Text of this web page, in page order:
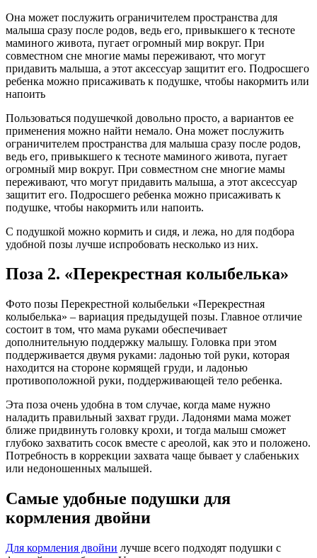
Она может послужить ограничителем пространства для
малыша сразу после родов, ведь его, привыкшего к тесноте
маминого живота, пугает огромный мир вокруг. При
совместном сне многие мамы переживают, что могут
придавить малыша, а этот аксессуар защитит его. Подросшего
ребенка можно присаживать к подушке, чтобы накормить или
напоить
Пользоваться подушечкой довольно просто, а вариантов ее
применения можно найти немало. Она может послужить
ограничителем пространства для малыша сразу после родов,
ведь его, привыкшего к тесноте маминого живота, пугает
огромный мир вокруг. При совместном сне многие мамы
переживают, что могут придавить малыша, а этот аксессуар
защитит его. Подросшего ребенка можно присаживать к
подушке, чтобы накормить или напоить.
С подушкой можно кормить и сидя, и лежа, но для подбора
удобной позы лучше испробовать несколько из них.
Поза 2. «Перекрестная колыбелька»
Фото позы Перекрестной колыбельки «Перекрестная
колыбелька» – вариация предыдущей позы. Главное отличие
состоит в том, что мама руками обеспечивает
дополнительную поддержку малышу. Головка при этом
поддерживается двумя руками: ладонью той руки, которая
находится на стороне кормящей груди, и ладонью
противоположной руки, поддерживающей тело ребенка.
Эта поза очень удобна в том случае, когда маме нужно
наладить правильный захват груди. Ладонями мама может
ближе придвинуть головку крохи, и тогда малыш сможет
глубоко захватить сосок вместе с ареолой, как это и положено.
Потребность в коррекции захвата чаще бывает у слабеньких
или недоношенных малышей.
Самые удобные подушки для
кормления двойни
Для кормления двойни лучше всего подходят подушки с